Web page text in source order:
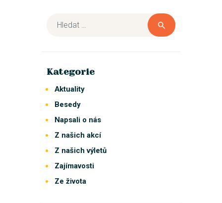
Kategorie
Aktuality
Besedy
Napsali o nás
Z našich akcí
Z našich výletů
Zajímavosti
Ze života